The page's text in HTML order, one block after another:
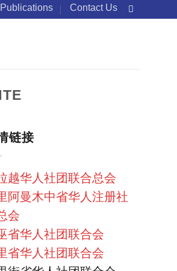
Publications Contact Us
链接
越华人社团联合总会
阿曼木中省华人注册社
会
省华人社团联合会
省华人社团联合会